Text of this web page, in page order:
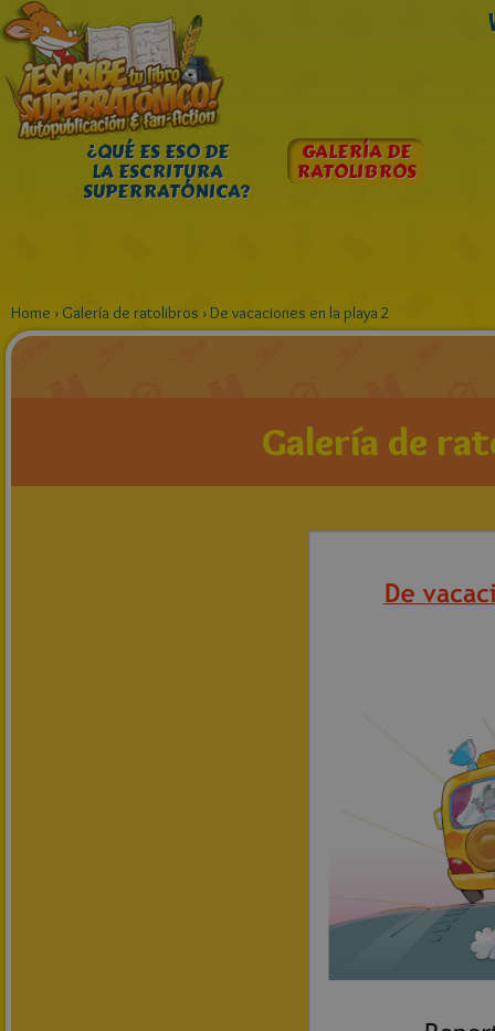
¿QUÉ ES ESO DE
LA ESCRITURA
SUPERRATÓNICA?
GALERÍA DE
RATOLIBROS
Home › Galería de ratolibros ›De vacaciones en la playa 2
Galería de